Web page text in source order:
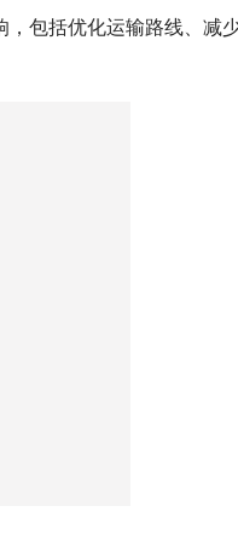
包括优化运输路线、减